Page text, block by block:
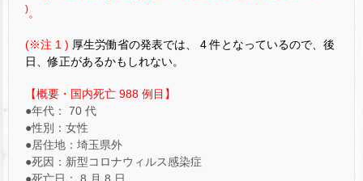
)。
(※注 1 ) 厚生労働省の発表では、 4 件となっているので、後
日、修正があるかもしれない。
【概要・国内死亡 988 例目】
●年代： 70 代
●性別：女性
●居住地：埼玉県外
●死因：新型コロナウィルス感染症
●死亡日： 8 月 8 日